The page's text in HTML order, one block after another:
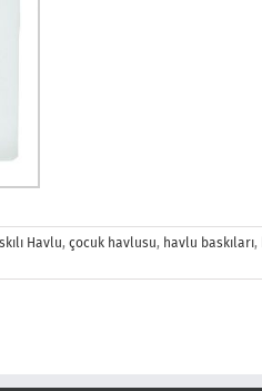
Havlu, çocuk havlusu, havlu baskıları,